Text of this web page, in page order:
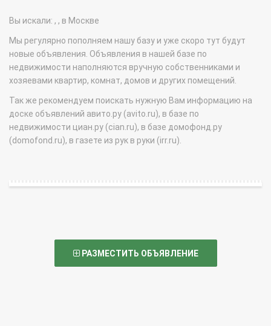
Вы искали: , , в Москве
Мы регулярно пополняем нашу базу и уже скоро тут будут
новые объявления. Объявления в нашей базе по
недвижимости наполняются вручную собственниками и
хозяевами квартир, комнат, домов и других помещений.
Так же рекомендуем поискать нужную Вам информацию на
доске объявлений авито.ру (avito.ru), в базе по
недвижимости циан.ру (cian.ru), в базе домофонд.ру
(domofond.ru), в газете из рук в руки (irr.ru).
РАЗМЕСТИТЬ ОБЪЯВЛЕНИЕ